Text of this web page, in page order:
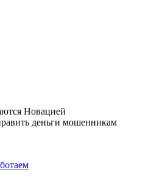
Новацией
деньги мошенникам